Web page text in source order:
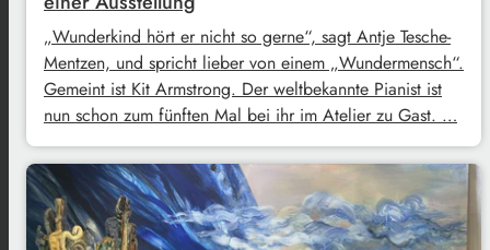
„Wunderkind hört er nicht so gerne“, sagt Antje Tesche-
Mentzen, und spricht lieber von einem „Wundermensch“.
Gemeint ist Kit Armstrong. Der weltbekannte Pianist ist
nun schon zum fünften Mal bei ihr im Atelier zu Gast. …